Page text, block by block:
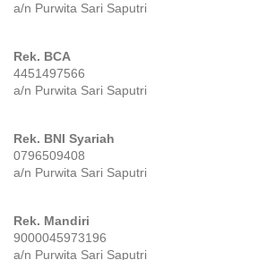
a/n Purwita Sari Saputri
Rek. BCA
4451497566
a/n Purwita Sari Saputri
Rek. BNI Syariah
0796509408
a/n Purwita Sari Saputri
Rek. Mandiri
9000045973196
a/n Purwita Sari Saputri